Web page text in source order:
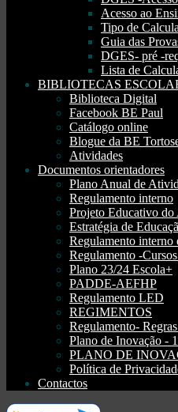
Acesso ao
Tipo de
Guia das
DGES- pré -
Lista de
BIBLIOTECAS
Biblioteca Digital
Facebook BE Paul
Catálogo online
Blogue da BE
Atividades
Documentos orientadores
Plano Anual de
Regulamento interno
Projeto Educativo do
Estratégia de
Regulamento interno
Regulamento -
Plano 23/24 Escola+
PADDE-AEFHP
Regulamento LED
REGIMENTOS
Regulamento-
Plano de Inovação -
PLANO DE
Política de
Contactos